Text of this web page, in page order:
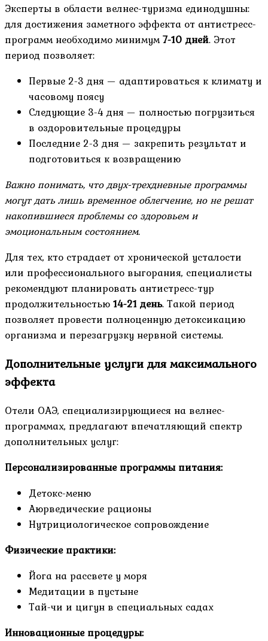
Эксперты в области велнес-туризма единодушны:
для достижения заметного эффекта от антистресс-
программ необходимо минимум7-10 дней. Этот
период позволяет:
Первые 2-3 дня — адаптироваться к климату и
часовому поясу
Следующие 3-4 дня — полностью погрузиться
в оздоровительные процедуры
Последние 2-3 дня — закрепить результат и
подготовиться к возвращению
Важно понимать, что двух-трехдневные программы
могут дать лишь временное облегчение, но не решат
накопившиеся проблемы со здоровьем и
эмоциональным состоянием.
Для тех, кто страдает от хронической усталости
или профессионального выгорания, специалисты
рекомендуют планировать антистресс-тур
продолжительностью14-21 день. Такой период
позволяет провести полноценную детоксикацию
организма и перезагрузку нервной системы.
Дополнительные услуги для максимального
эффекта
Отели ОАЭ, специализирующиеся на велнес-
программах, предлагают впечатляющий спектр
дополнительных услуг:
Персонализированные программы питания:
Детокс-меню
Аюрведические рационы
Нутрициологическое сопровождение
Физические практики:
Йога на рассвете у моря
Медитации в пустыне
Тай-чи и цигун в специальных садах
Инновационные процедуры: